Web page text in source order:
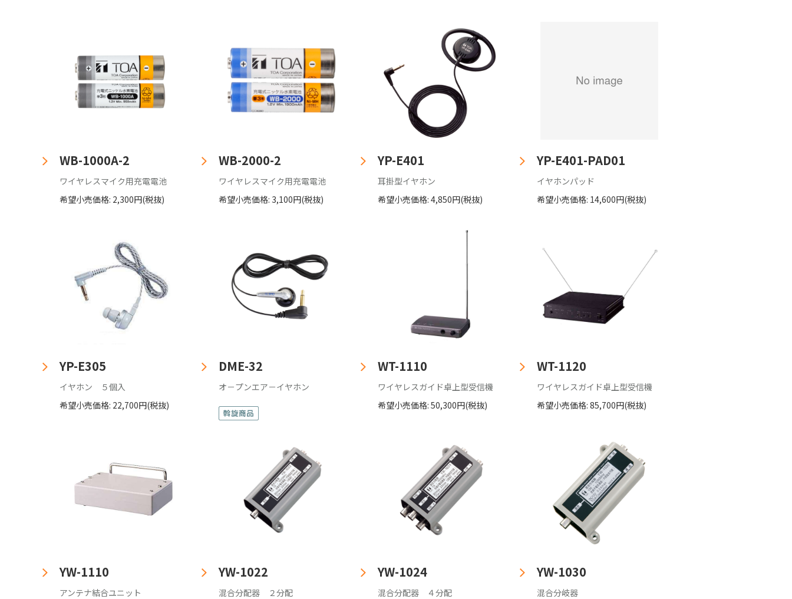
WB-1000A-2
ワイヤレスマイク用充電電池
希望小売価格: 2,300円(税抜)
WB-2000-2
ワイヤレスマイク用充電電池
希望小売価格: 3,100円(税抜)
YP-E401
耳掛型イヤホン
希望小売価格: 4,850円(税抜)
YP-E401-PAD01
イヤホンパッド
希望小売価格: 14,600円(税抜)
YP-E305
イヤホン ５個入
希望小売価格: 22,700円(税抜)
DME-32
オ－プンエア－イヤホン
WT-1110
ワイヤレスガイド卓上型受信機
希望小売価格: 50,300円(税抜)
WT-1120
ワイヤレスガイド卓上型受信機
希望小売価格: 85,700円(税抜)
YW-1110
アンテナ結合ユニット
YW-1022
混合分配器 ２分配
YW-1024
混合分配器 ４分配
YW-1030
混合分岐器